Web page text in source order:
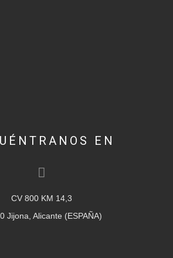
EN
CV 800 KM 14,3
Jijona, Alicante (ESPAÑA)